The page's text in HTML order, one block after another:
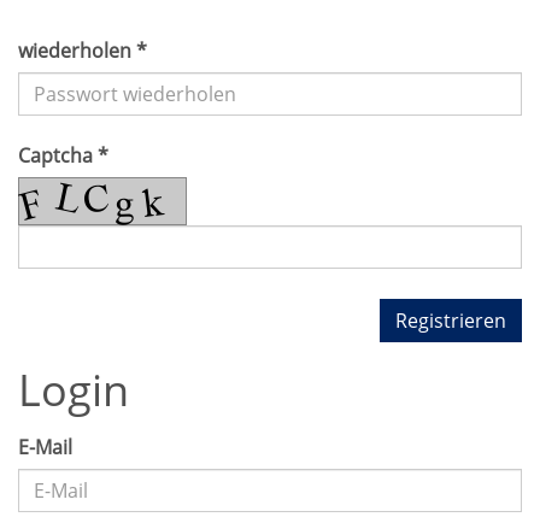
wiederholen *
Captcha *
Registrieren
Login
E-Mail